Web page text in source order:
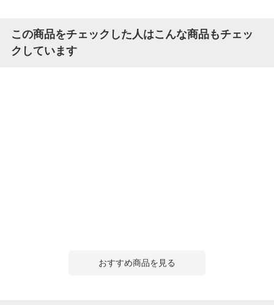
この商品をチェックした人はこんな商品もチェッ
クしています
おすすめ商品を見る